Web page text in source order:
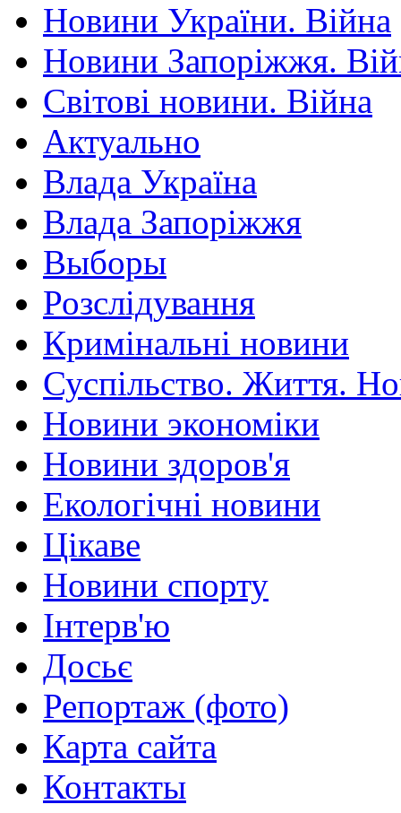
Новини України. Війна
Новини Запоріжжя.
Світові новини. Війна
Актуально
Влада Україна
Влада Запоріжжя
Выборы
Розслідування
Кримінальні новини
Суспільство. Життя.
Новини экономіки
Новини здоров'я
Екологічні новини
Цікаве
Новини спорту
Інтерв'ю
Досьє
Репортаж (фото)
Карта сайта
Контакты